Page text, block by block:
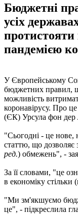
Бюджетні
усіх
протистояти
пандемією
У Європейському
бюджетних правил,
можливість
коронавірусу. Про це
(ЄК) Урсула фон дер
"Сьогодні - це нове,
статтю, що дозволяє
ред.) обмежень", -
За її словами, "це
в економіку стільки
"Ми зм'якшуємо
це", - підкреслила